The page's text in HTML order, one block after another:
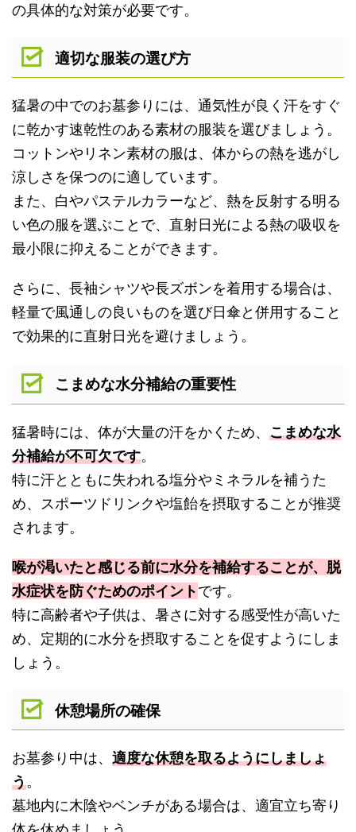
の具体的な対策が必要です。
適切な服装の選び方
猛暑の中でのお墓参りには、通気性が良く汗をすぐ
に乾かす速乾性のある素材の服装を選びましょう。
コットンやリネン素材の服は、体からの熱を逃がし
涼しさを保つのに適しています。
また、白やパステルカラーなど、熱を反射する明る
い色の服を選ぶことで、直射日光による熱の吸収を
最小限に抑えることができます。
さらに、長袖シャツや長ズボンを着用する場合は、
軽量で風通しの良いものを選び日傘と併用すること
で効果的に直射日光を避けましょう。
こまめな水分補給の重要性
猛暑時には、体が大量の汗をかくため、 こまめな水
分補給が不可欠です。
特に汗とともに失われる塩分やミネラルを補うた
め、スポーツドリンクや塩飴を摂取することが推奨
されます。
喉が渇いたと感じる前に水分を補給することが、脱
水症状を防ぐためのポイントです。
特に高齢者や子供は、暑さに対する感受性が高いた
め、定期的に水分を摂取することを促すようにしま
しょう。
休憩場所の確保
お墓参り中は、 適度な休憩を取るようにしましょ
う。
墓地内に木陰やベンチがある場合は、適宜立ち寄り